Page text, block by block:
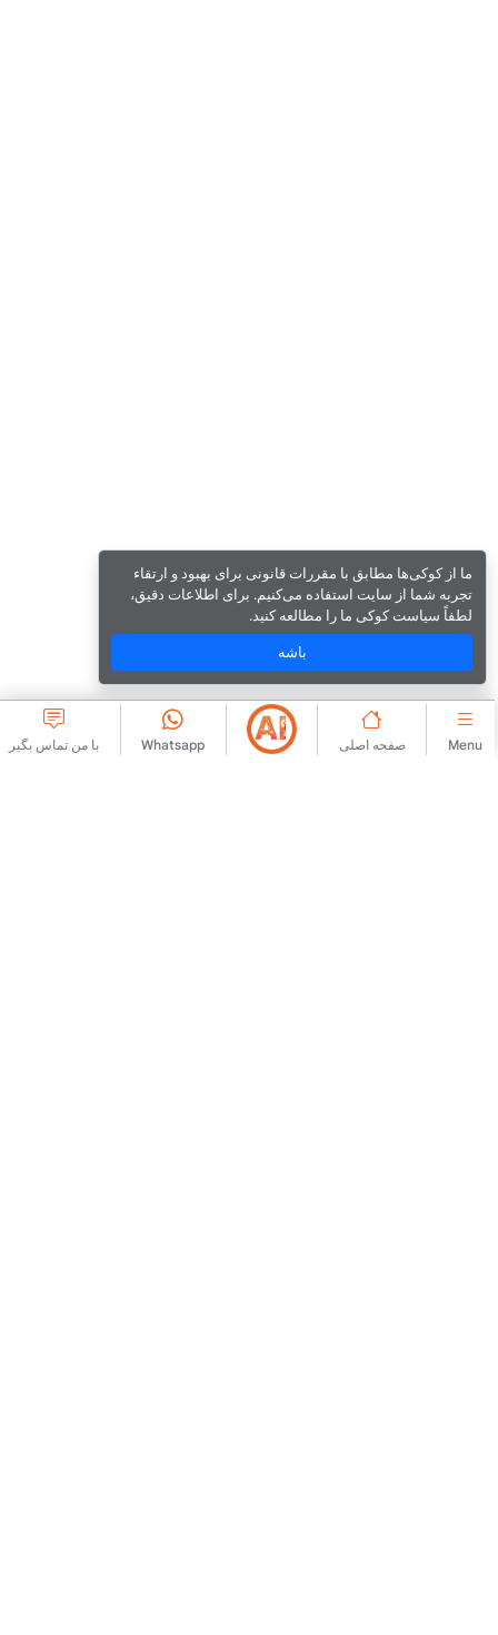
Menu صفحه اصلی Whatsapp با من تماس بگیر
ما از کوکی‌ها مطابق با مقررات قانونی برای بهبود و ارتقاء
تجربه شما از سایت استفاده می‌کنیم. برای اطلاعات دقیق،
لطفاً سیاست کوکی ما را مطالعه کنید.
باشه